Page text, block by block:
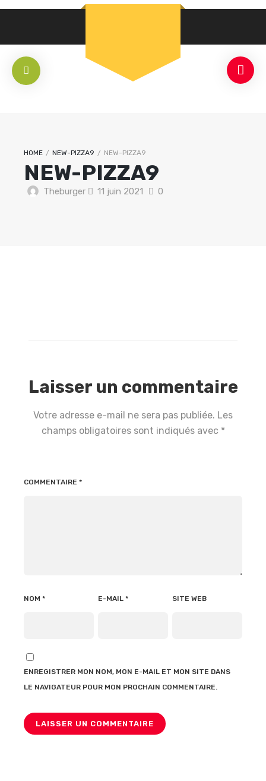
HOME / NEW-PIZZA9 / NEW-PIZZA9
NEW-PIZZA9
Theburger 11 juin 2021 0
Laisser un commentaire
Votre adresse e-mail ne sera pas publiée. Les
champs obligatoires sont indiqués avec *
COMMENTAIRE *
NOM * E-MAIL* SITE WEB
ENREGISTRER MON NOM, MON E-MAIL ET MON SITE DANS
LE NAVIGATEUR POUR MON PROCHAIN COMMENTAIRE.